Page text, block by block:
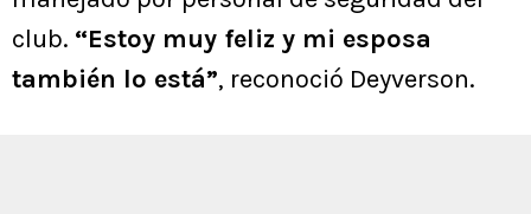
club. “Estoy muy feliz y mi esposa
también lo está”, reconoció Deyverson.